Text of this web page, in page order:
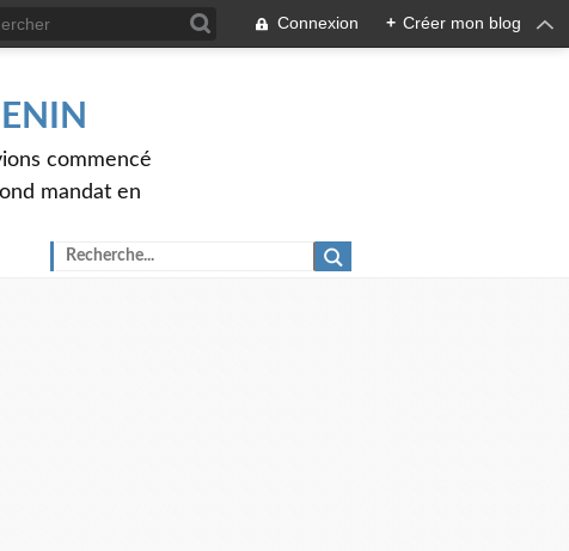
Connexion + Créer mon blog
commencé
mandat en